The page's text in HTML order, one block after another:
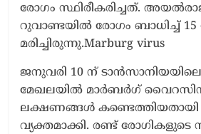
രോഗം സ്ഥിരീകരിച്ചത്.
റുവാണ്ടയിൽ രോഗം ബാധിച്ച് 15
മരിച്ചിരുന്നു.Marburg virus
ജനുവരി 10 ന്
മേഖലയിൽ മാർബർഗ്
ലക്ഷണങ്ങൾ
വ്യക്തമാക്കി. രണ്ട് രോഗികളുടെ